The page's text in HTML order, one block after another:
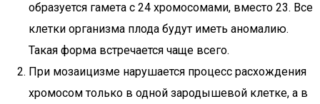
образуется гамета с 24 хромосомами, вместо 23. Все
клетки организма плода будут иметь аномалию.
Такая форма встречается чаще всего.
При мозаицизме нарушается процесс расхождения
хромосом только в одной зародышевой клетке, а в